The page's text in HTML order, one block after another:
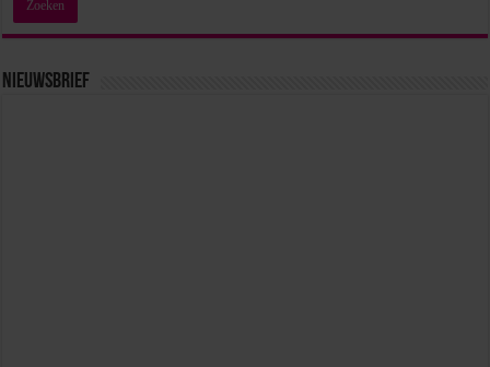
Nieuwsbrief